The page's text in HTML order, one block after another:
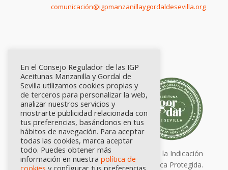
comunicación@igpmanzanillaygordaldesevilla.org
Calidad certificada por Origen. Sellos de la Indicación
Geográfica Protegida.
En el Consejo Regulador de las IGP
Aceitunas Manzanilla y Gordal de
Sevilla utilizamos cookies propias y
de terceros para personalizar la web,
analizar nuestros servicios y
mostrarte publicidad relacionada con
tus preferencias, basándonos en tus
hábitos de navegación. Para aceptar
todas las cookies, marca aceptar
todo. Puedes obtener más
información en nuestra política de
cookies y configurar tus preferencias